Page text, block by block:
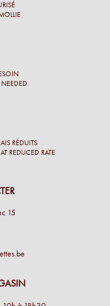
RÉDUITS
REDUCED RATE
15